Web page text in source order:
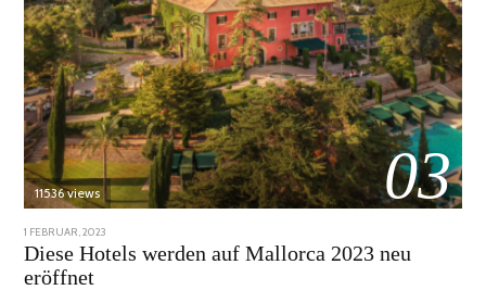
03
11536 views
POSTED
ON
1 FEBRUAR, 2023
FEBRUAR,
2023
Diese Hotels werden auf Mallorca 2023 neu
eröffnet